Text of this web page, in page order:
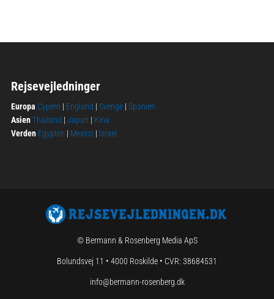
Rejsevejledninger
Europa Cypern | England | Sverige| Spanien
AsienThailand | Japan | Kina
Verden Egypten | Mexico | Israel
© Bermann & Rosenberg Media ApS
Bolundsvej 11 • 4000 Roskilde • CVR: 38684531
info@bermann-rosenberg.dk